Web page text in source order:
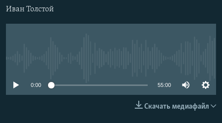
поиску
СЕВЕР.РЕАЛИИ
СИБИРЬ.РЕАЛИИ
СОЦИАЛЬНЫЕ СЕТИ
Иван Толстой
0:00 55:00
Скачать медиафайл